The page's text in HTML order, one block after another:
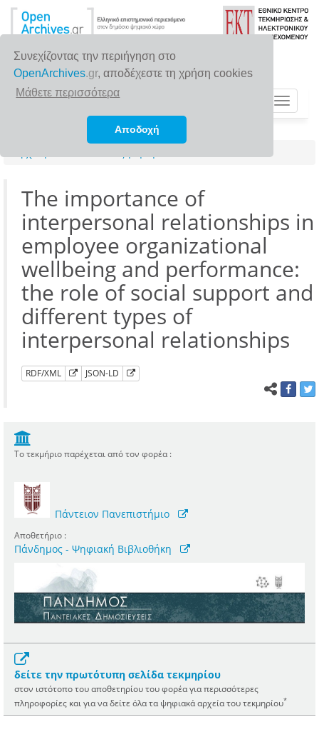
Συνεχίζοντας την περιήγηση στο
OpenArchives.gr, αποδέχεστε τη χρήση cookies
Μάθετε περισσότερα
Αποδοχή
Toggle
The importance of
interpersonal relationships in
employee organizational
wellbeing and performance:
the role of social support and
different types of
interpersonal relationships
RDF/XML JSON-LD
Το τεκμήριο παρέχεται από τον φορέα :
Πάντειον Πανεπιστήμιο
Αποθετήριο :
Πάνδημος - Ψηφιακή Βιβλιοθήκη
δείτε την πρωτότυπη σελίδα τεκμηρίου
στον ιστότοπο του αποθετηρίου του φορέα για περισσότερες
πληροφορίες και για να δείτε όλα τα ψηφιακά αρχεία του τεκμηρίου*